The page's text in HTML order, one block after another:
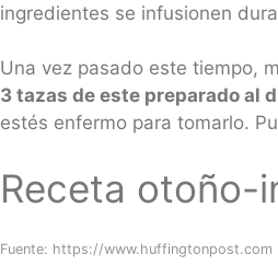
ingredientes se infusionen
Una vez pasado este tiempo,
3 tazas de este preparado al
estés enfermo para tomarlo.
Receta otoño-
Fuente: https://www.huffingtonpost.com